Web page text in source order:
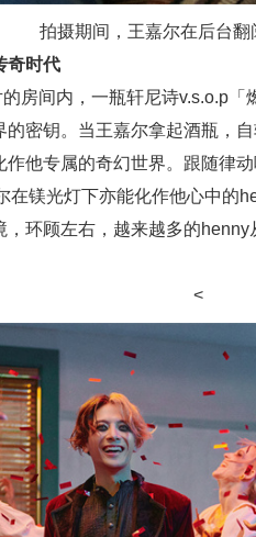
拍摄期间，王嘉尔在后台翻
奇时代
房间内，一瓶轩尼诗v.s.o.p
密钥。当王嘉尔拿起酒瓶，
他专属的奇幻世界。跟随律
在镁光灯下亦能化作他心中的
，环顾左右，越来越多的
<